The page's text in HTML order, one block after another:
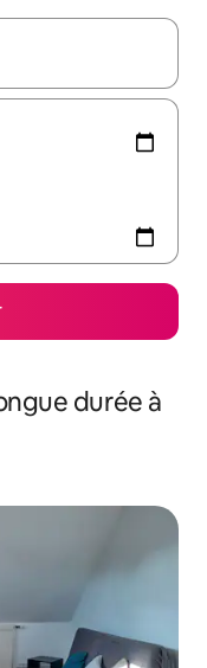
les flèches vers le
durée à